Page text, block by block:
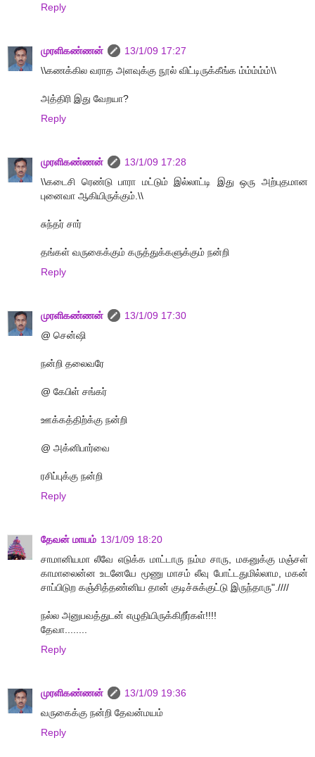
Reply
முரளிகண்ணன்
13/1/09 17:27
\\கணக்கில வராத அளவுக்கு நூல் விட்டிருக்கீங்க ம்ம்ம்ம்ம்\\
அத்திரி இது வேறயா?
Reply
முரளிகண்ணன்
13/1/09 17:28
\\கடைசி ரெண்டு பாரா மட்டும் இல்லாட்டி இது ஒரு அற்புதமான
புனைவா ஆகியிருக்கும்.\\
சுந்தர் சார்
தங்கள் வருகைக்கும் கருத்துக்களுக்கும் நன்றி
Reply
முரளிகண்ணன்
13/1/09 17:30
@ சென்ஷி
நன்றி தலைவரே
@ கேபிள் சங்கர்
ஊக்கத்திற்க்கு நன்றி
@ அக்னிபார்வை
ரசிப்புக்கு நன்றி
Reply
தேவன் மாயம் 13/1/09 18:20
சாமானியமா லீவே எடுக்க மாட்டாரு நம்ம சாரு, மகனுக்கு மஞ்சள்
காமாலைன்ன உடனேயே மூணு மாசம் லீவு போட்டதுமில்லாம, மகன்
சாப்பிடுற கஞ்சித்தண்னிய தான் குடிச்சுக்குட்டு இருந்தாரு".////
நல்ல அனுபவத்துடன் எழுதியிருக்கிறீர்கள்!!!!
தேவா........
Reply
முரளிகண்ணன்
13/1/09 19:36
வருகைக்கு நன்றி தேவன்மயம்
Reply